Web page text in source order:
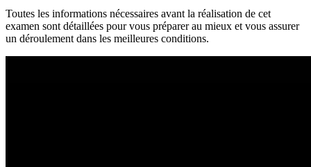
Toutes les informations nécessaires avant la réalisation de cet
examen sont détaillées pour vous préparer au mieux et vous assurer
un déroulement dans les meilleures conditions.